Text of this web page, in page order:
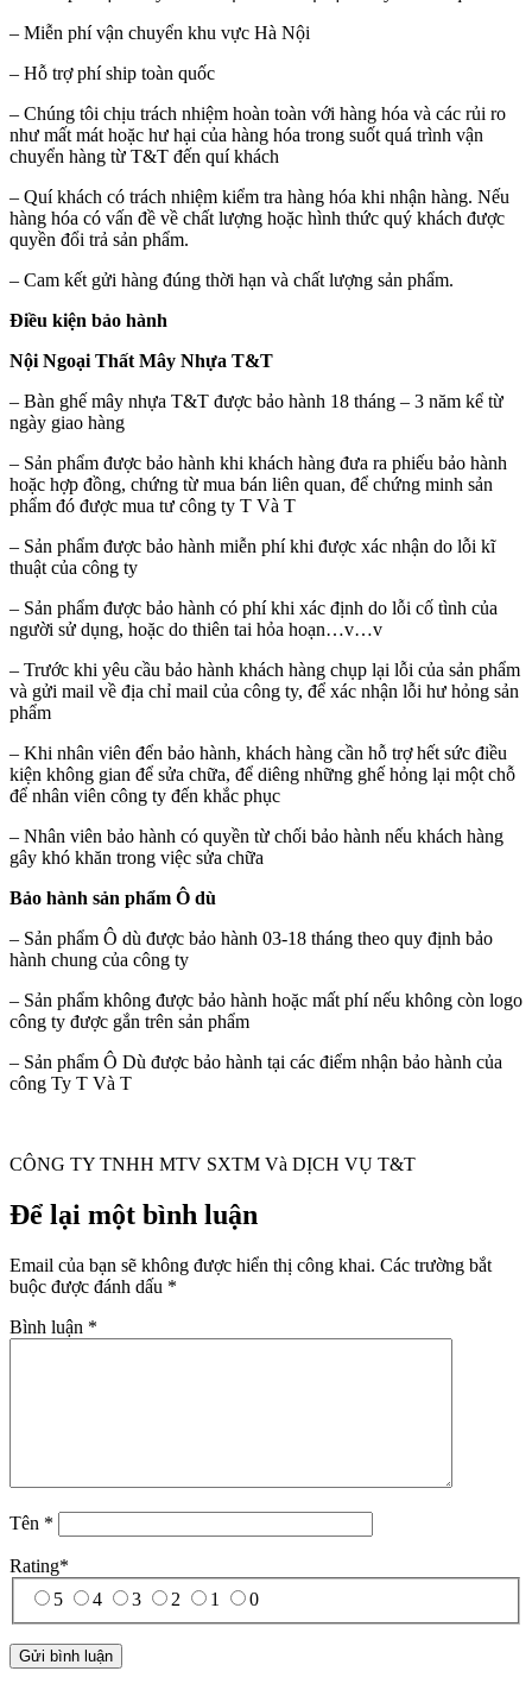
– Miễn phí vận chuyển khu vực Hà Nội
– Hỗ trợ phí ship toàn quốc
– Chúng tôi chịu trách nhiệm hoàn toàn với hàng hóa và các rủi ro
như mất mát hoặc hư hại của hàng hóa trong suốt quá trình vận
chuyển hàng từ T&T đến quí khách
– Quí khách có trách nhiệm kiểm tra hàng hóa khi nhận hàng. Nếu
hàng hóa có vấn đề về chất lượng hoặc hình thức quý khách được
quyền đổi trả sản phẩm.
– Cam kết gửi hàng đúng thời hạn và chất lượng sản phẩm.
Điều kiện bảo hành
Nội Ngoại Thất Mây Nhựa T&T
– Bàn ghế mây nhựa T&T được bảo hành 18 tháng – 3 năm kể từ
ngày giao hàng
– Sản phẩm được bảo hành khi khách hàng đưa ra phiếu bảo hành
hoặc hợp đồng, chứng từ mua bán liên quan, để chứng minh sản
phẩm đó được mua tư công ty T Và T
– Sản phẩm được bảo hành miễn phí khi được xác nhận do lỗi kĩ
thuật của công ty
– Sản phẩm được bảo hành có phí khi xác định do lỗi cố tình của
người sử dụng, hoặc do thiên tai hỏa hoạn…v…v
– Trước khi yêu cầu bảo hành khách hàng chụp lại lỗi của sản phẩm
và gửi mail về địa chỉ mail của công ty, để xác nhận lỗi hư hỏng sản
phẩm
– Khi nhân viên đển bảo hành, khách hàng cần hỗ trợ hết sức điều
kiện không gian để sửa chữa, để diêng những ghế hỏng lại một chỗ
để nhân viên công ty đến khắc phục
– Nhân viên bảo hành có quyền từ chối bảo hành nếu khách hàng
gây khó khăn trong việc sửa chữa
Bảo hành sản phẩm Ô dù
– Sản phẩm Ô dù được bảo hành 03-18 tháng theo quy định bảo
hành chung của công ty
– Sản phẩm không được bảo hành hoặc mất phí nếu không còn logo
công ty được gắn trên sản phẩm
– Sản phẩm Ô Dù được bảo hành tại các điểm nhận bảo hành của
công Ty T Và T
CÔNG TY TNHH MTV SXTM Và DỊCH VỤ T&T
Để lại một bình luận
Email của bạn sẽ không được hiển thị công khai. Các trường bắt
buộc được đánh dấu *
Bình luận *
Tên *
Rating*
5
4 3 2 1 0